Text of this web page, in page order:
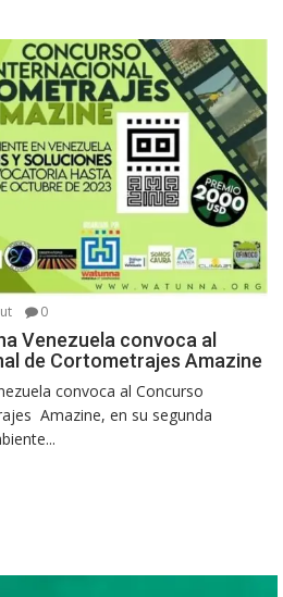
0
Venezuela convoca al
de Cortometrajes Amazine
convoca al Concurso
Amazine, en su segunda